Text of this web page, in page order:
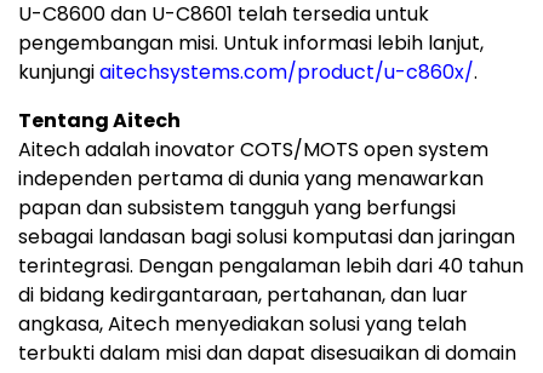
U-C8600 dan U-C8601 telah tersedia untuk
pengembangan misi. Untuk informasi lebih lanjut,
kunjungiaitechsystems.com/product/u-c860x/.
Tentang Aitech
Aitech adalah inovator COTS/MOTS open system
independen pertama di dunia yang menawarkan
papan dan subsistem tangguh yang berfungsi
sebagai landasan bagi solusi komputasi dan jaringan
terintegrasi. Dengan pengalaman lebih dari 40 tahun
di bidang kedirgantaraan, pertahanan, dan luar
angkasa, Aitech menyediakan solusi yang telah
terbukti dalam misi dan dapat disesuaikan di domain